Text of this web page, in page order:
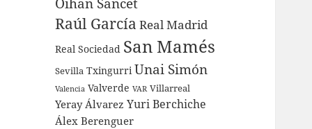
Raúl García Real Madrid
Real Sociedad San Mamés
Sevilla Txingurri Unai Simón
Valencia Valverde VAR Villarreal
Yeray Álvarez Yuri Berchiche
Álex Berenguer